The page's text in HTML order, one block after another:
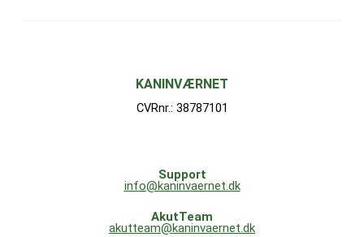
KANINVÆRNET
CVRnr.: 38787101
Support
info@kaninvaernet.dk
AkutTeam
akutteam@kaninvaernet.dk